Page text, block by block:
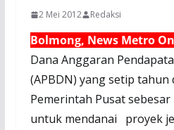
2 Mei 2012 Redaksi
Bolmong, News Metro
Dana Anggaran
(APBDN) yang setip tahun
Pemerintah Pusat
untuk mendanai proyek